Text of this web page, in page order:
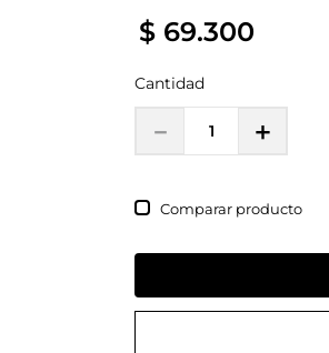
$ 69.300
Cantidad
＋
－
Comparar